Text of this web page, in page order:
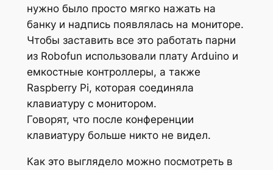
нужно было просто мягко нажать на
банку и надпись появлялась на мониторе.
Чтобы заставить все это работать парни
из Robofun использовали плату Arduino и
емкостные контроллеры, а также
Raspberry Pi, которая соединяла
клавиатуру с монитором.
Говорят, что после конференции
клавиатуру больше никто не видел.
Как это выглядело можно посмотреть в